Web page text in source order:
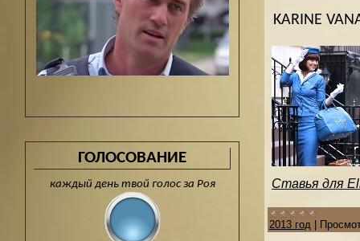
ГОЛОСОВАНИЕ
каждый день твой голос за Роя
KARINE
Ставья для
2013 год